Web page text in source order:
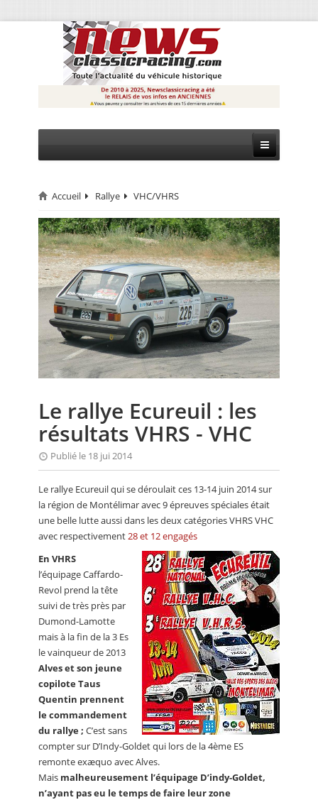
CIRCUIT
RALLYE
MONTAGNE
EVÈNEMENTS
CALENDRIER
FOCUS
ANNUAIRES
PETITES ANNONCES
Accueil Rallye VHC/VHRS
Le rallye Ecureuil : les
résultats VHRS - VHC
Publié le 18 jui 2014
Le rallye Ecureuil qui se déroulait ces 13-14 juin 2014 sur
la région de Montélimar avec 9 épreuves spéciales était
une belle lutte aussi dans les deux catégories VHRS VHC
avec respectivement28 et 12 engagés
En VHRS
l’équipage Caffardo-
Revol prend la tête
suivi de très près par
Dumond-Lamotte
mais à la fin de la 3 Es
le vainqueur de 2013
Alves et son jeune
copilote Taus
Quentin prennent
le commandement
du rallye ; C’est sans
compter sur D’Indy-Goldet qui lors de la 4ème ES
remonte exæquo avec Alves.
Mais malheureusement l’équipage D’indy-Goldet,
n’ayant pas eu le temps de faire leur zone